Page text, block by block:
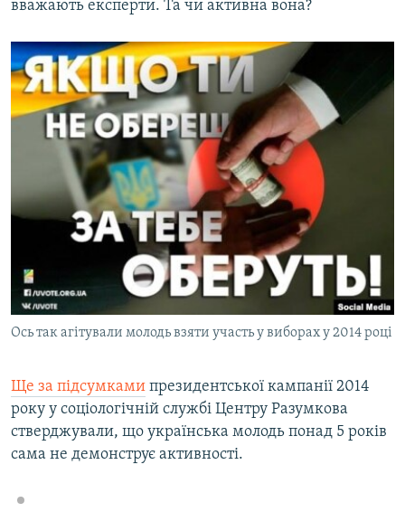
вважають експерти. Та чи активна вона?
Ось так агітували молодь взяти участь у виборах у 2014 році
Ще за підсумками президентської кампанії 2014
року у соціологічній службі Центру Разумкова
стверджували, що українська молодь понад 5 років
сама не демонструє активності.